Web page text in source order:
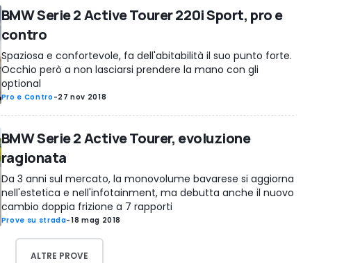
BMW Serie 2 Active Tourer 220i Sport, pro e
contro
Spaziosa e confortevole, fa dell'abitabilità il suo punto forte.
Occhio però a non lasciarsi prendere la mano con gli
optional
Pro e Contro -27 nov 2018
BMW Serie 2 Active Tourer, evoluzione
ragionata
Da 3 anni sul mercato, la monovolume bavarese si aggiorna
nell'estetica e nell'infotainment, ma debutta anche il nuovo
cambio doppia frizione a 7 rapporti
Prove su strada-18 mag 2018
ALTRE PROVE